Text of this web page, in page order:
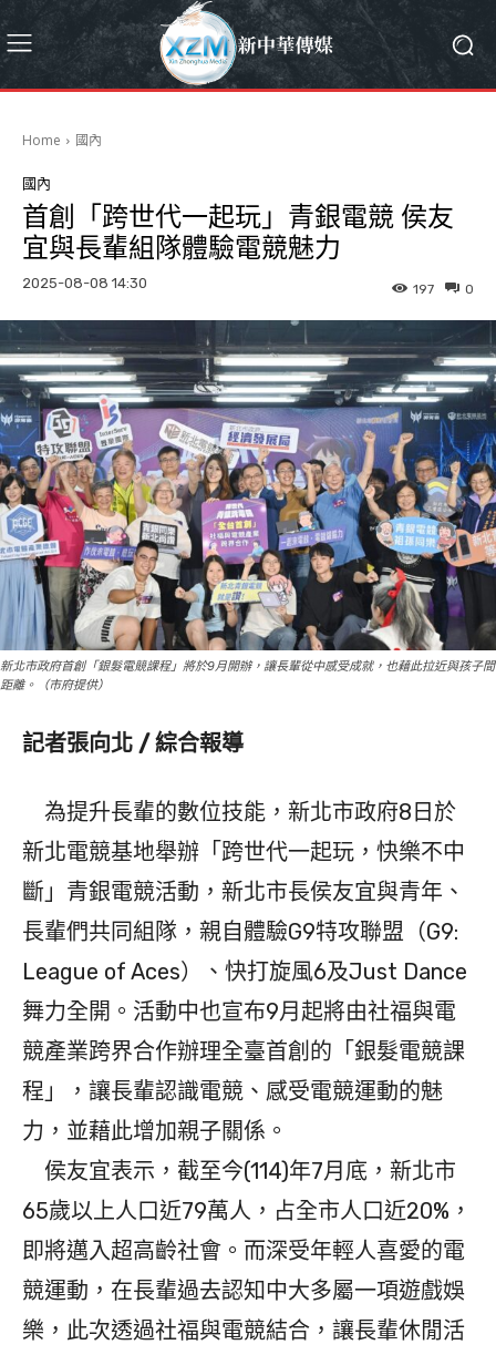
Home 國內
國內
首創「跨世代一起玩」青銀電競 侯友
宜與長輩組隊體驗電競魅力
2025-08-08 14:30 0
197
新北市政府首創「銀髮電競課程」將於9月開辦，讓長輩從中感受成就，也藉此拉近與孩子間
距離。（市府提供）
記者張向北 / 綜合報導
為提升長輩的數位技能，新北市政府8日於
新北電競基地舉辦「跨世代一起玩，快樂不中
斷」青銀電競活動，新北市長侯友宜與青年、
長輩們共同組隊，親自體驗G9特攻聯盟（G9:
League of Aces）、快打旋風6及Just Dance
舞力全開。活動中也宣布9月起將由社福與電
競產業跨界合作辦理全臺首創的「銀髮電競課
程」，讓長輩認識電競、感受電競運動的魅
力，並藉此增加親子關係。
侯友宜表示，截至今(114)年7月底，新北市
65歲以上人口近79萬人，占全市人口近20%，
即將邁入超高齡社會。而深受年輕人喜愛的電
競運動，在長輩過去認知中大多屬一項遊戲娛
樂，此次透過社福與電競結合，讓長輩休閒活